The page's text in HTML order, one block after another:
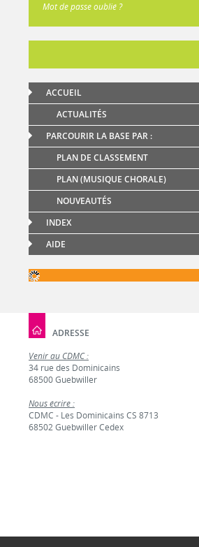
Mot de passe oublié ?
ACCUEIL
ACTUALITÉS
PARCOURIR LA BASE PAR :
PLAN DE CLASSEMENT
PLAN (MUSIQUE CHORALE)
NOUVEAUTÉS
INDEX
AIDE
ADRESSE
Venir au CDMC :
34 rue des Dominicains
68500 Guebwiller
Nous écrire :
CDMC - Les Dominicains CS 8713
68502 Guebwiller Cedex